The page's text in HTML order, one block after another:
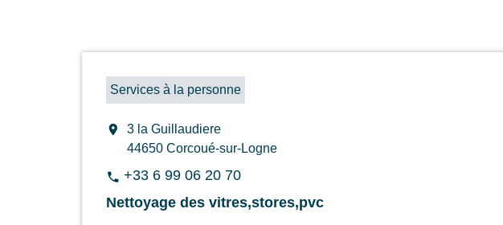
Services à la personne
location_on
3 la Guillaudiere
44650 Corcoué-sur-Logne
phone +33 6 99 06 20 70
Nettoyage des vitres,stores,pvc